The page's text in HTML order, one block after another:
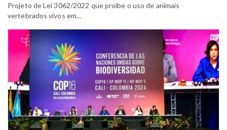
Projeto de Lei 3062/2022 que proíbe o uso de animais
vertebrados vivos em...